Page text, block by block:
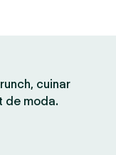
cuinar
de moda.